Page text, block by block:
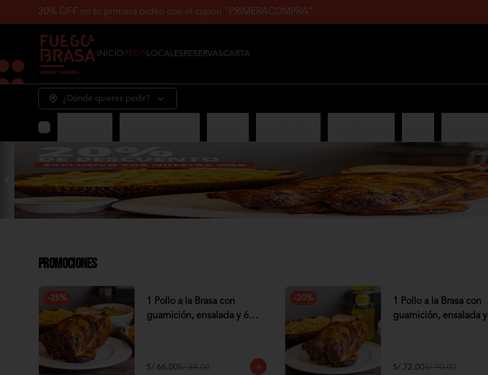
20% OFF en tu primera orden con el cupón "PRIMERACOMPRA"
INICIO PEDIRLOCALES RESERVASCARTA
¿Dónde quieres pedir?
Promociones
-25%
1 Pollo a la Brasa con
guarnición, ensalada y 6
S/ 66.00S/ 88.00
-20%
1 Pollo a la Brasa con
guarnición, ensalada y
S/ 72.00S/ 90.00